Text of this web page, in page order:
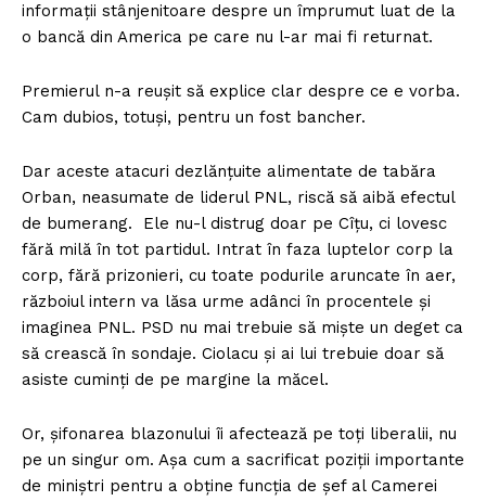
informații stânjenitoare despre un împrumut luat de la
o bancă din America pe care nu l-ar mai fi returnat.
Premierul n-a reușit să explice clar despre ce e vorba.
Cam dubios, totuși, pentru un fost bancher.
Dar aceste atacuri dezlănțuite alimentate de tabăra
Orban, neasumate de liderul PNL, riscă să aibă efectul
de bumerang. Ele nu-l distrug doar pe Cîțu, ci lovesc
fără milă în tot partidul. Intrat în faza luptelor corp la
corp, fără prizonieri, cu toate podurile aruncate în aer,
războiul intern va lăsa urme adânci în procentele și
imaginea PNL. PSD nu mai trebuie să miște un deget ca
să crească în sondaje. Ciolacu și ai lui trebuie doar să
asiste cuminți de pe margine la măcel.
Or, șifonarea blazonului îi afectează pe toți liberalii, nu
pe un singur om. Așa cum a sacrificat poziții importante
de miniștri pentru a obține funcția de șef al Camerei